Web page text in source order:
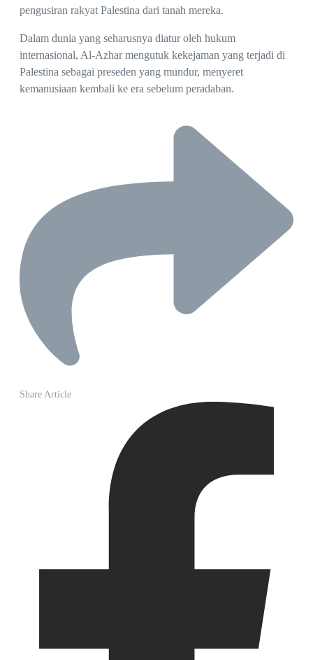
pengusiran rakyat Palestina dari tanah mereka.
Dalam dunia yang seharusnya diatur oleh hukum
internasional, Al-Azhar mengutuk kekejaman yang terjadi di
Palestina sebagai preseden yang mundur, menyeret
kemanusiaan kembali ke era sebelum peradaban.
Share Article